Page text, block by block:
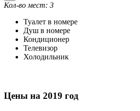
Кол-во мест: 3
Туалет в номере
Душ в номере
Кондиционер
Телевизор
Холодильник
Цены на 2019 год